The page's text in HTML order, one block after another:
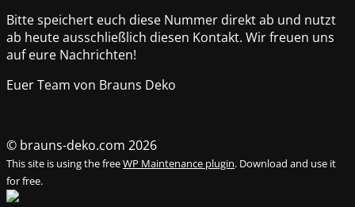
Bitte speichert euch diese Nummer direkt ab und nutzt
ab heute ausschließlich diesen Kontakt. Wir freuen uns
auf eure Nachrichten!
Euer Team von Brauns Deko
© brauns-deko.com 2026
This site is using the freeWP Maintenance plugin. Download and use it
for free.